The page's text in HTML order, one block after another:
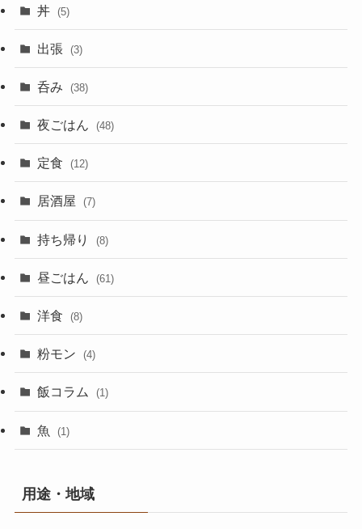
丼 (5)
出張 (3)
呑み (38)
夜ごはん (48)
定食 (12)
居酒屋 (7)
持ち帰り (8)
昼ごはん (61)
洋食 (8)
粉モン (4)
飯コラム (1)
魚 (1)
用途・地域